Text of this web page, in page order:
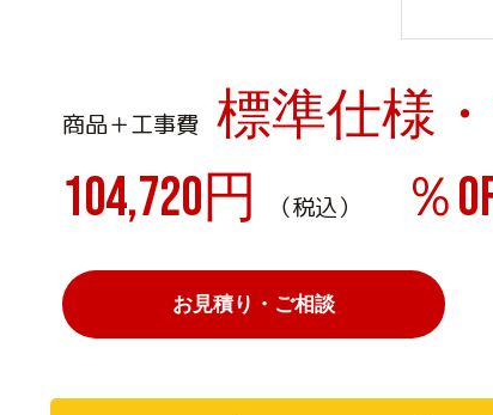
商品＋工事費 標準仕様
104,720円
（税込） ％
お見積り・ご相談